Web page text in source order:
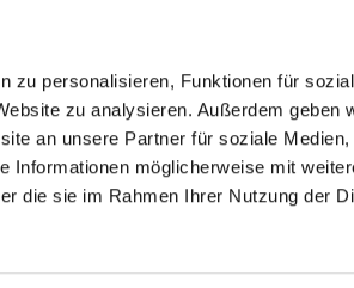
zu personalisieren, Funktionen für
zu analysieren. Außerdem geben
an unsere Partner für soziale Medien,
Informationen möglicherweise mit
die sie im Rahmen Ihrer Nutzung der
zum Schutz vor
sexualisierter Gewalt